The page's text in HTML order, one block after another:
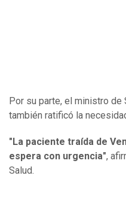
Por su parte, el ministro de
también ratificó la
"La paciente traída de
espera con urgencia",
Salud.